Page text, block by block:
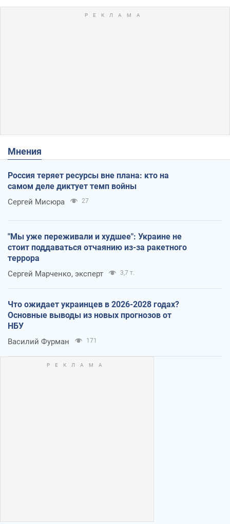
Мнения
Россия теряет ресурсы вне плана: кто на
самом деле диктует темп войны
Сергей Мисюра 27
"Мы уже переживали и худшее": Украине не
стоит поддаваться отчаянию из-за ракетного
террора
Сергей Марченко, эксперт 3,7 т.
Что ожидает украинцев в 2026-2028 годах?
Основные выводы из новых прогнозов от
НБУ
Василий Фурман 171